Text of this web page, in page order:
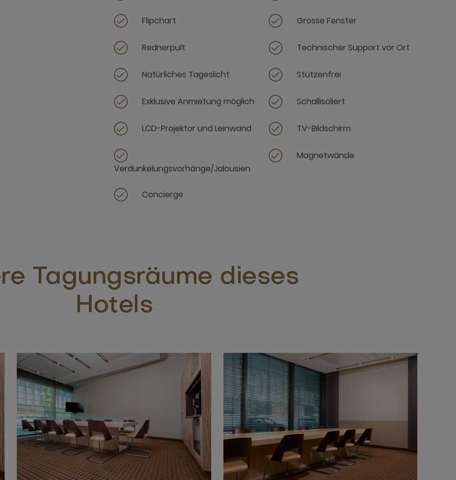
Flipchart Grosse Fenster
Rednerpult Technischer Support vor Ort
Natürliches Tageslicht Stützenfrei
Exklusive Anmietung möglich Schallisoliert
LCD-Projektor und Leinwand TV-Bildschirm
Verdunkelungsvorhänge/Jalousien
Magnetwände
Concierge
Tagungsräume dieses
Hotels